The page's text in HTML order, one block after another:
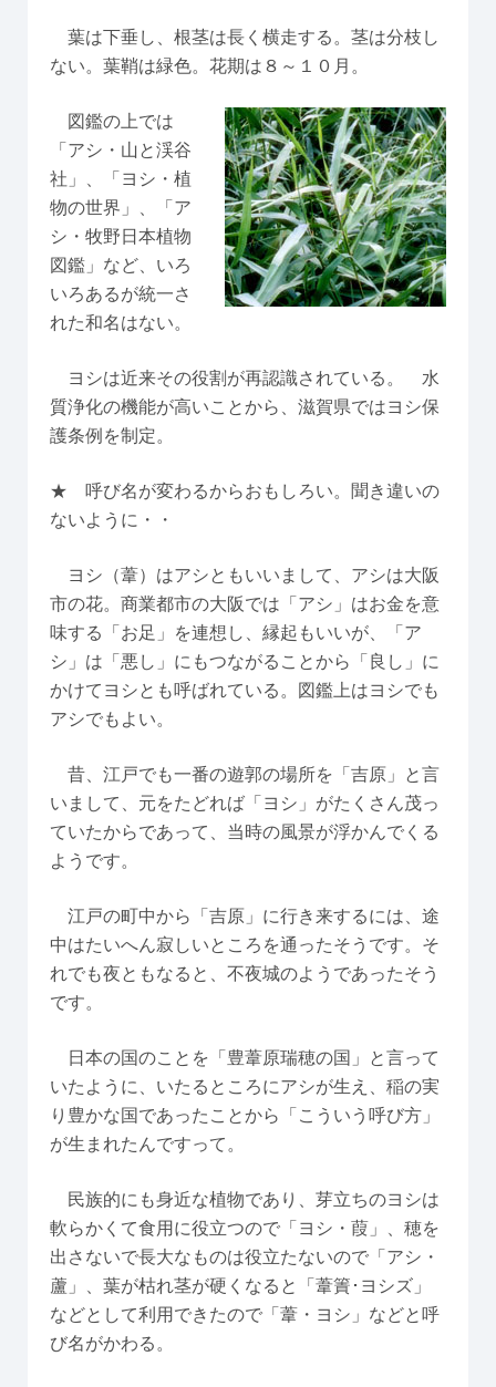
葉は下垂し、根茎は長く横走する。茎は分枝し
ない。葉鞘は緑色。花期は８～１０月。
図鑑の上では
「アシ・山と渓谷
社」、「ヨシ・植
物の世界」、「ア
シ・牧野日本植物
図鑑」など、いろ
いろあるが統一さ
れた和名はない。
ヨシは近来その役割が再認識されている。 水
質浄化の機能が高いことから、滋賀県ではヨシ保
護条例を制定。
★ 呼び名が変わるからおもしろい。聞き違いの
ないように・・
ヨシ（葦）はアシともいいまして、アシは大阪
市の花。商業都市の大阪では「アシ」はお金を意
味する「お足」を連想し、縁起もいいが、「ア
シ」は「悪し」にもつながることから「良し」に
かけてヨシとも呼ばれている。図鑑上はヨシでも
アシでもよい。
昔、江戸でも一番の遊郭の場所を「吉原」と言
いまして、元をたどれば「ヨシ」がたくさん茂っ
ていたからであって、当時の風景が浮かんでくる
ようです。
江戸の町中から「吉原」に行き来するには、途
中はたいへん寂しいところを通ったそうです。そ
れでも夜ともなると、不夜城のようであったそう
です。
日本の国のことを「豊葦原瑞穂の国」と言って
いたように、いたるところにアシが生え、稲の実
り豊かな国であったことから「こういう呼び方」
が生まれたんですって。
民族的にも身近な植物であり、芽立ちのヨシは
軟らかくて食用に役立つので「ヨシ・葭」、穂を
出さないで長大なものは役立たないので「アシ・
蘆」、葉が枯れ茎が硬くなると「葦簀･ヨシズ」
などとして利用できたので「葦・ヨシ」などと呼
び名がかわる。